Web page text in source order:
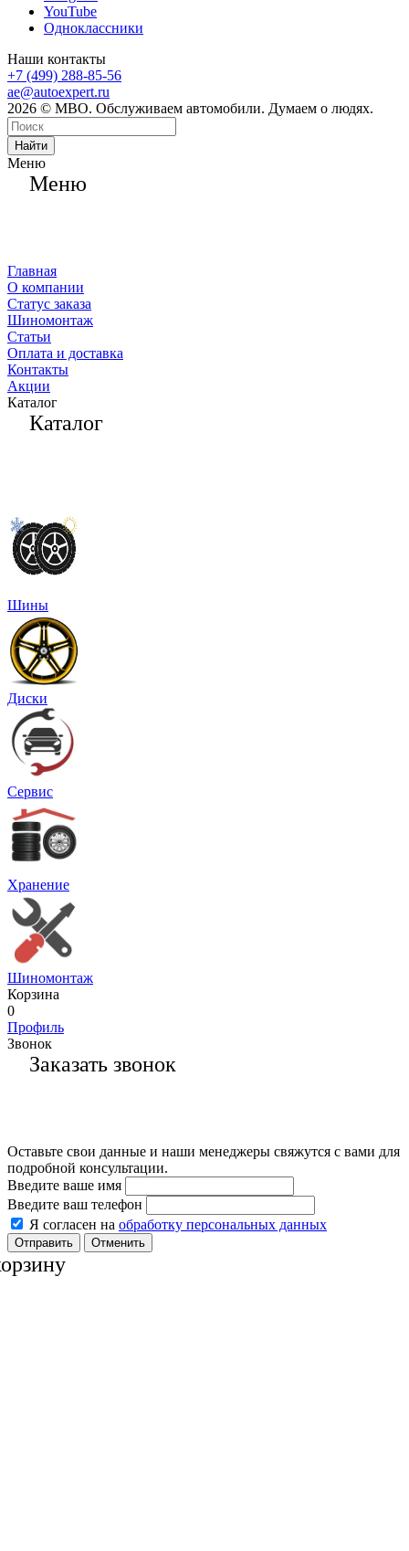
YouTube
Одноклассники
Наши контакты
+7 (499) 288-85-56
ae@autoexpert.ru
2026 © МВО. Обслуживаем автомобили. Думаем о людях.
Найти
Меню
Меню
Главная
О компании
Статус заказа
Шиномонтаж
Статьи
Оплата и доставка
Контакты
Акции
Каталог
Каталог
Шины
Диски
Сервис
Хранение
Шиномонтаж
Корзина
0
Профиль
Звонок
Заказать звонок
Оставьте свои данные и наши менеджеры свяжутся с вами для
подробной консультации.
Введите ваше имя
Введите ваш телефон
Я согласен на обработку персональных данных
Отменить